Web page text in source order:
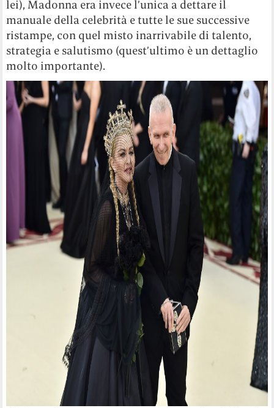
lei), Madonna era invece l’unica a dettare il
manuale della celebrità e tutte le sue successive
ristampe, con quel misto inarrivabile di talento,
strategia e salutismo (quest’ultimo è un dettaglio
molto importante).